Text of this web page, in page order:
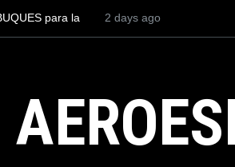
mexicanos
México se posiciona
del mundo, al superar
exportaciones en el
3 days ago